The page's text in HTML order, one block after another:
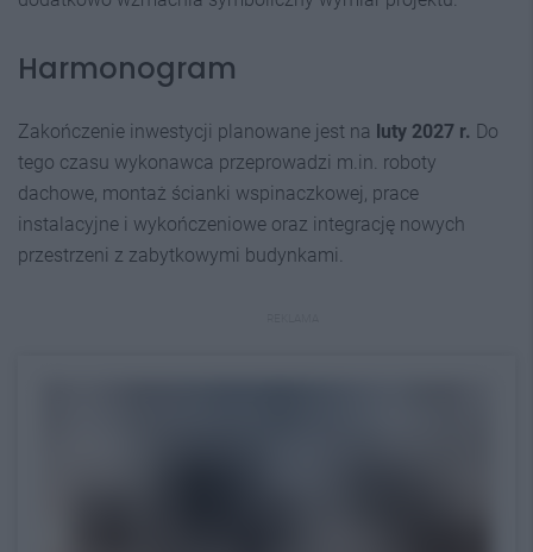
Harmonogram
Zakończenie inwestycji planowane jest na luty 2027 r. Do
tego czasu wykonawca przeprowadzi m.in. roboty
dachowe, montaż ścianki wspinaczkowej, prace
instalacyjne i wykończeniowe oraz integrację nowych
przestrzeni z zabytkowymi budynkami.